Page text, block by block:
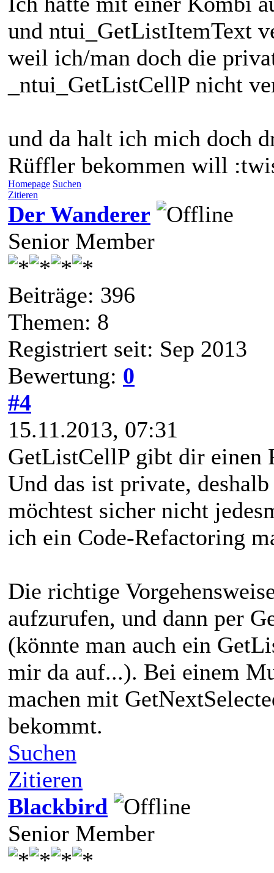
und ntui_GetListItemText
weil ich/man doch die
_ntui_GetListCellP nicht
und da halt ich mich doch
Rüffler bekommen will
Homepage Suchen
Zitieren
Der Wanderer
Senior Member
Beiträge: 396
Themen: 8
Registriert seit: Sep 2013
Bewertung: 0
#4
15.11.2013, 07:31
GetListCellP gibt dir einen
Und das ist private,
möchtest sicher nicht
ich ein Code-Refactoring
Die richtige
aufzurufen, und dann per
(könnte man auch ein
mir da auf...). Bei einem
machen mit
bekommt.
Suchen
Zitieren
Blackbird
Senior Member